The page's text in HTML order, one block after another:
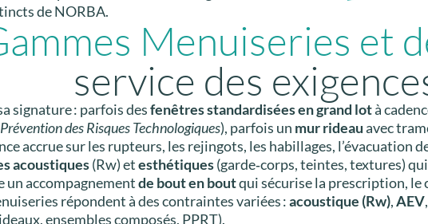
de NORBA.
Menuiseries et
service des
signature : parfois desfenêtres standardisées en grand lotà
des Risques Technologiques), parfois un mur rideauavec
accrue sur les rupteurs, les rejingots, les habillages, l’évacuation
acoustiques(Rw) etesthétiques(garde‑corps, teintes, textures)
un accompagnementde bout en boutqui sécurise la prescription, le
répondent à des contraintes variées :acoustique (Rw),AEV,
ensembles composés, PPRT).